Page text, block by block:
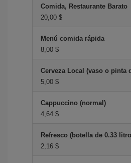
Comida, Restaurante Barato
20,00 $
Menú comida rápida
8,00 $
Cerveza Local (vaso o pinta
5,00 $
Cappuccino (normal)
4,64 $
Refresco (botella de 0.33
2,16 $